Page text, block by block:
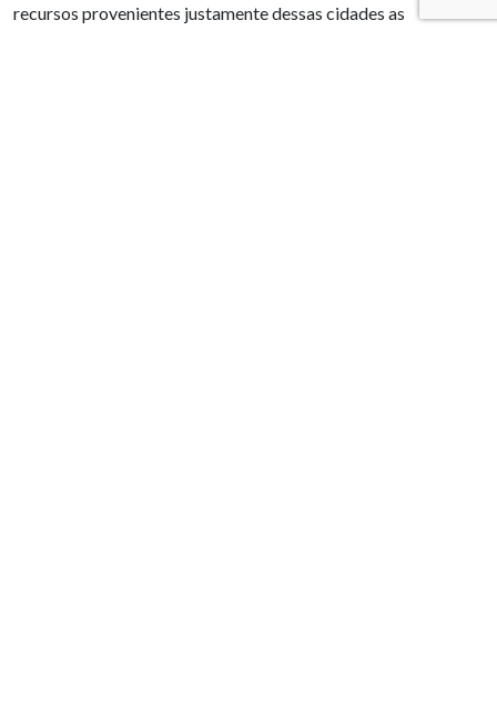
recursos provenientes justamente dessas cidades as